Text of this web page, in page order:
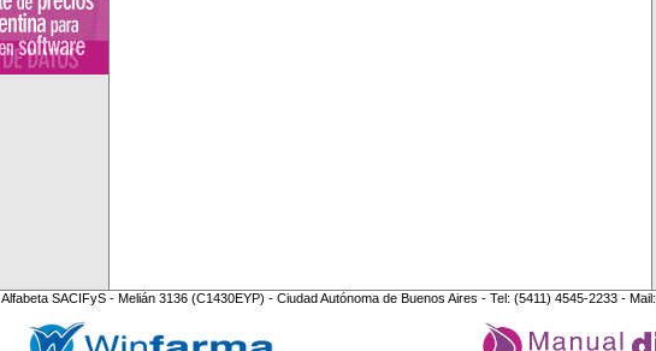
Alfabeta SACIFyS - Melián 3136 (C1430EYP) - Ciudad Autónoma de Buenos Aires - Tel: (5411) 4545-2233 - Mail: